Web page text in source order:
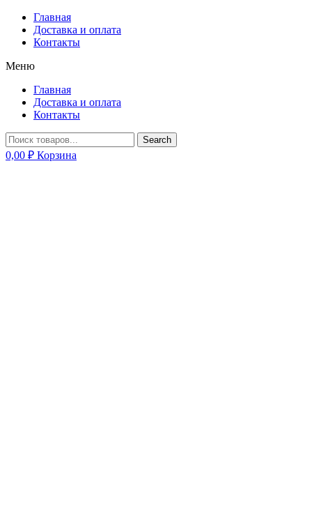
Главная
Доставка и оплата
Контакты
Меню
Главная
Доставка и оплата
Контакты
Search
0,00 ₽ Корзина